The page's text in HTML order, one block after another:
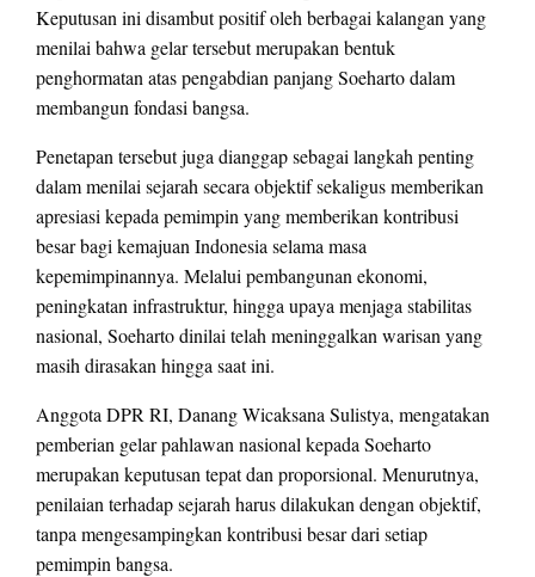
Keputusan ini disambut positif oleh berbagai kalangan yang
menilai bahwa gelar tersebut merupakan bentuk
penghormatan atas pengabdian panjang Soeharto dalam
membangun fondasi bangsa.
Penetapan tersebut juga dianggap sebagai langkah penting
dalam menilai sejarah secara objektif sekaligus memberikan
apresiasi kepada pemimpin yang memberikan kontribusi
besar bagi kemajuan Indonesia selama masa
kepemimpinannya. Melalui pembangunan ekonomi,
peningkatan infrastruktur, hingga upaya menjaga stabilitas
nasional, Soeharto dinilai telah meninggalkan warisan yang
masih dirasakan hingga saat ini.
Anggota DPR RI, Danang Wicaksana Sulistya, mengatakan
pemberian gelar pahlawan nasional kepada Soeharto
merupakan keputusan tepat dan proporsional. Menurutnya,
penilaian terhadap sejarah harus dilakukan dengan objektif,
tanpa mengesampingkan kontribusi besar dari setiap
pemimpin bangsa.